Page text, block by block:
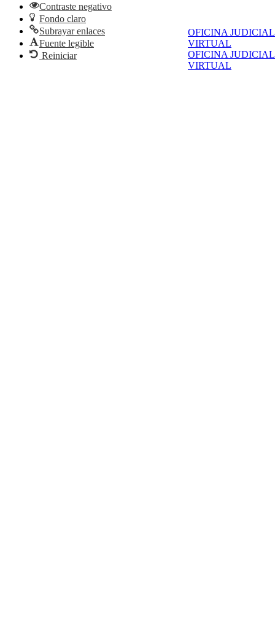
OFICINA JUDICIAL
VIRTUAL
OFICINA JUDICIAL
VIRTUAL
Contraste negativo
Fondo claro
Subrayar enlaces
Fuente legible
Reiniciar